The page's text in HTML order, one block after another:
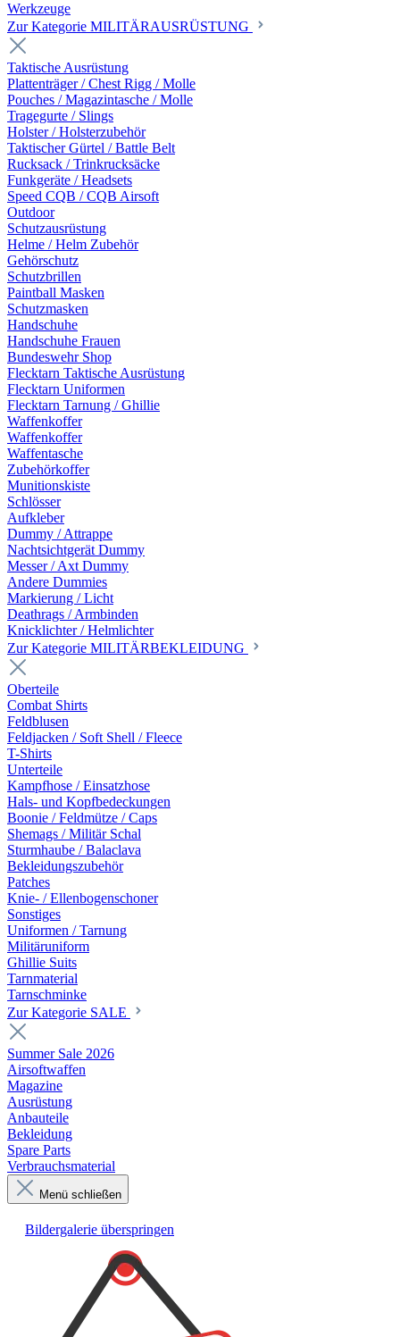
Werkzeuge
Zur Kategorie MILITÄRAUSRÜSTUNG
Taktische Ausrüstung
Plattenträger / Chest Rigg / Molle
Pouches / Magazintasche / Molle
Tragegurte / Slings
Holster / Holsterzubehör
Taktischer Gürtel / Battle Belt
Rucksack / Trinkrucksäcke
Funkgeräte / Headsets
Speed CQB / CQB Airsoft
Outdoor
Schutzausrüstung
Helme / Helm Zubehör
Gehörschutz
Schutzbrillen
Paintball Masken
Schutzmasken
Handschuhe
Handschuhe Frauen
Bundeswehr Shop
Flecktarn Taktische Ausrüstung
Flecktarn Uniformen
Flecktarn Tarnung / Ghillie
Waffenkoffer
Waffenkoffer
Waffentasche
Zubehörkoffer
Munitionskiste
Schlösser
Aufkleber
Dummy / Attrappe
Nachtsichtgerät Dummy
Messer / Axt Dummy
Andere Dummies
Markierung / Licht
Deathrags / Armbinden
Knicklichter / Helmlichter
Zur Kategorie MILITÄRBEKLEIDUNG
Oberteile
Combat Shirts
Feldblusen
Feldjacken / Soft Shell / Fleece
T-Shirts
Unterteile
Kampfhose / Einsatzhose
Hals- und Kopfbedeckungen
Boonie / Feldmütze / Caps
Shemags / Militär Schal
Sturmhaube / Balaclava
Bekleidungszubehör
Patches
Knie- / Ellenbogenschoner
Sonstiges
Uniformen / Tarnung
Militäruniform
Ghillie Suits
Tarnmaterial
Tarnschminke
Zur Kategorie SALE
Summer Sale 2026
Airsoftwaffen
Magazine
Ausrüstung
Anbauteile
Bekleidung
Spare Parts
Verbrauchsmaterial
Menü schließen
Bildergalerie überspringen